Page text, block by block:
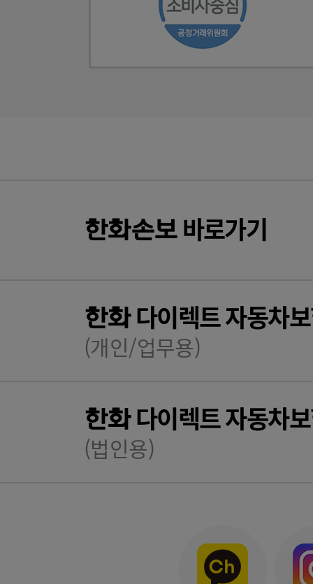
한화손보바로가기
한화다이렉트 자동차
(개인/업무용)
한화다이렉트 자동차
(법인용)